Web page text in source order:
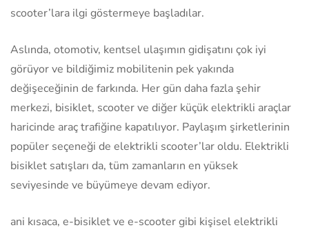
scooter’lara ilgi göstermeye başladılar.
Aslında, otomotiv, kentsel ulaşımın gidişatını çok iyi
görüyor ve bildiğimiz mobilitenin pek yakında
değişeceğinin de farkında. Her gün daha fazla şehir
merkezi, bisiklet, scooter ve diğer küçük elektrikli araçlar
haricinde araç trafiğine kapatılıyor. Paylaşım şirketlerinin
popüler seçeneği de elektrikli scooter’lar oldu. Elektrikli
bisiklet satışları da, tüm zamanların en yüksek
seviyesinde ve büyümeye devam ediyor.
ani kısaca, e-bisiklet ve e-scooter gibi kişisel elektrikli